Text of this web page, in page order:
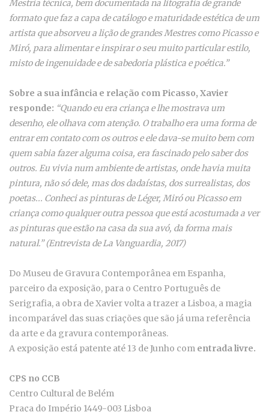
Mestria técnica, bem documentada na litografia de grande
formato que faz a capa de catálogo e maturidade estética de um
artista que absorveu a lição de grandes Mestres como Picasso e
Miró, para alimentar e inspirar o seu muito particular estilo,
misto de ingenuidade e de sabedoria plástica e poética.”
Sobre a sua infância e relação com Picasso, Xavier
responde: “Quando eu era criança e lhe mostrava um
desenho, ele olhava com atenção. O trabalho era uma forma de
entrar em contato com os outros e ele dava-se muito bem com
quem sabia fazer alguma coisa, era fascinado pelo saber dos
outros. Eu vivia num ambiente de artistas, onde havia muita
pintura, não só dele, mas dos dadaístas, dos surrealistas, dos
poetas... Conheci as pinturas de Léger, Miró ou Picasso em
criança como qualquer outra pessoa que está acostumada a ver
as pinturas que estão na casa da sua avó, da forma mais
natural.” (Entrevista de La Vanguardia, 2017)
Do Museu de Gravura Contemporânea em Espanha,
parceiro da exposição, para o Centro Português de
Serigrafia, a obra de Xavier volta a trazer a Lisboa, a magia
incomparável das suas criações que são já uma referência
da arte e da gravura contemporâneas.
A exposição está patente até 13 de Junho com entrada livre.
CPS no CCB
Centro Cultural de Belém
Praça do Império 1449-003 Lisboa